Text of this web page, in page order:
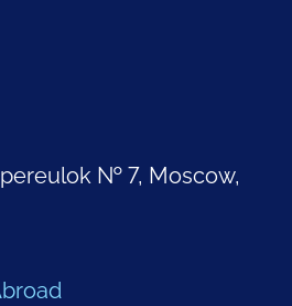
№ 7, Moscow,